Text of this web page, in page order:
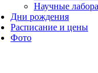
Научные
Дни рождения
Расписание и цены
Фото